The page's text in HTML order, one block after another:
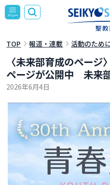
TOP 報道・連載 活動のため
〈未来部育成のペー
ページが公開中 未来
2026年6月4日